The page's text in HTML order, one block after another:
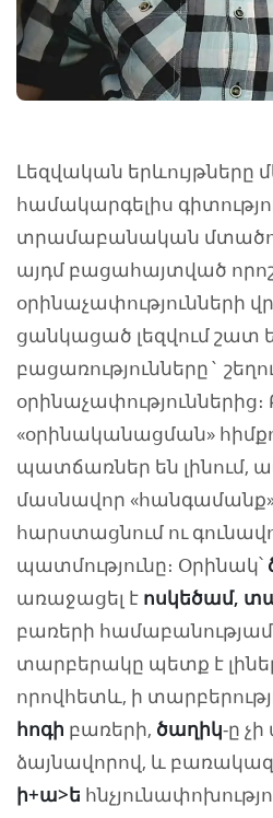
Լեզվական երևույթները
համակարգելիս
տրամաբանական
այդմ բացահայտված
օրինաչափությունների
ցանկացած լեզվում շատ
բացառությունները`
«օրինականացման»
պատճառներ են լինում,
մասնավոր
հարստացնում ու
պատմությունը։ Օրինակ՝
առաջացել է ոսկեծամ,
բառերի
տարբերակը պետք է
որովհետև, ի
հոգի բառերի, ծաղիկ-ը
ձայնավորով, և
ի+ա>ե